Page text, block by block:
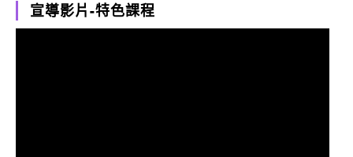
宣導影片-特色課程